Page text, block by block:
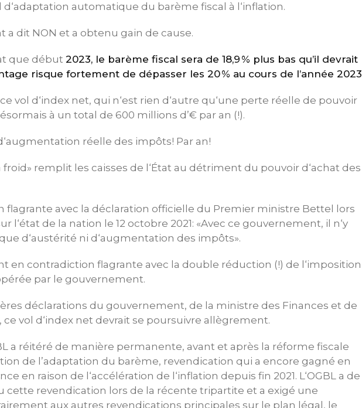
automatique du barème fiscal à l‘inflation.
a dit NON et a obtenu gain de cause.
que début 2023, le barème fiscal sera de 18,9 % plus bas qu’il devrait
risque fortement de dépasser les 20 % au cours de l’année 2023
vol d‘index net, qui n‘est rien d‘autre qu‘une perte réelle de pouvoir
à un total de 600 millions d’€ par an (!).
réelle des impôts! Par an!
froid» remplit les caisses de l‘État au détriment du pouvoir d‘achat des
flagrante avec la déclaration officielle du Premier ministre Bettel lors
l‘état de la nation le 12 octobre 2021: «Avec ce gouvernement, il n‘y
d‘austérité ni d‘augmentation des impôts».
en contradiction flagrante avec la double réduction (!) de l‘imposition
par le gouvernement.
déclarations du gouvernement, de la ministre des Finances et de
vol d‘index net devrait se poursuivre allègrement.
a réitéré de manière permanente, avant et après la réforme fiscale
de l’adaptation du barème, revendication qui a encore gagné en
en raison de l‘accélération de l‘inflation depuis fin 2021. L‘OGBL a de
cette revendication lors de la récente tripartite et a exigé une
aux autres revendications principales sur le plan légal, le